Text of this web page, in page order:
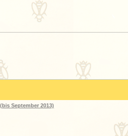
September 2013)